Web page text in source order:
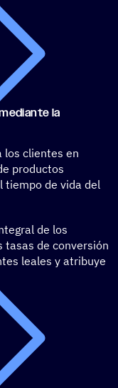
la
los clientes en
productos
tiempo de vida del
de los
tasas de conversión
leales y atribuye